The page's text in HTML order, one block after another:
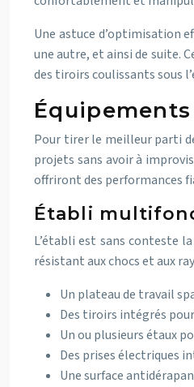
Une astuce d’optimisation
une autre, et ainsi de suite.
des tiroirs coulissants sous
Pour tirer le meilleur parti
projets sans avoir à
offriront des performances
Établi
L’établi est sans conteste
résistant aux chocs et aux
Un plateau de travail
Des tiroirs intégrés
Un ou plusieurs étaux
Des prises électriques
Une surface